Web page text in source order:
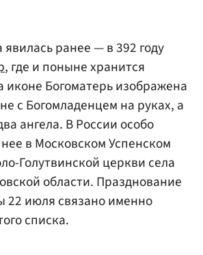
ранее — в 392 году
, где и поныне хранится
иконе Богоматерь изображена
с Богомладенцем на руках, а
ангела. В России особо
в Московском Успенском
Голутвинской церкви села
области. Празднование
22 июля связано именно
списка.